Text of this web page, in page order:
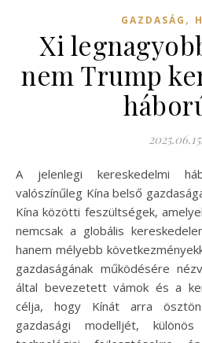
GAZDASÁG ,
Xi
nem Trump
2025.06.15.
A jelenlegi kereskedelmi háború valódi csatatere
valószínűleg Kína belső
Kína közötti feszültségek,
nemcsak a globális
hanem mélyebb
gazdaságának működésére
által bevezetett vámok és a
célja, hogy Kínát arra
gazdasági modelljét,